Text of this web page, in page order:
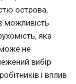
острова,
можливість
яка
не
вибір
і вплив